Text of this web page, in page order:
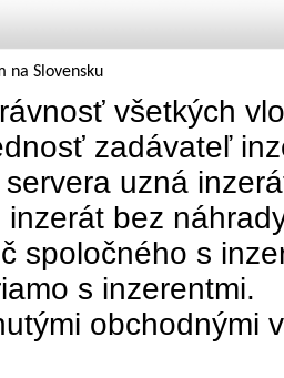
na Slovensku
všetkých
zadávateľ
uzná
inzerát bez
spoločného s
s inzerentmi.
obchodnými